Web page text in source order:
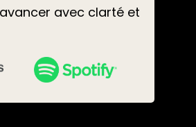
avec clarté et